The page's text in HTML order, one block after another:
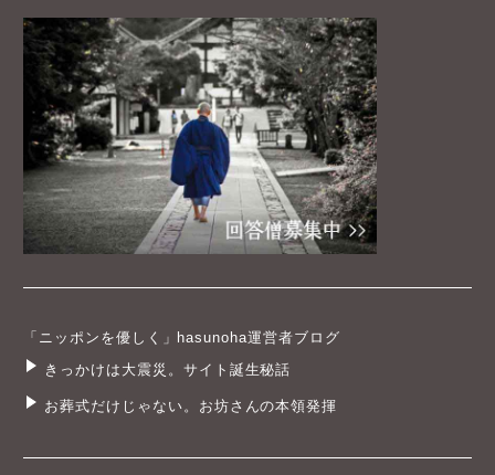
「ニッポンを優しく」hasunoha運営者ブログ
きっかけは大震災。サイト誕生秘話
お葬式だけじゃない。お坊さんの本領発揮